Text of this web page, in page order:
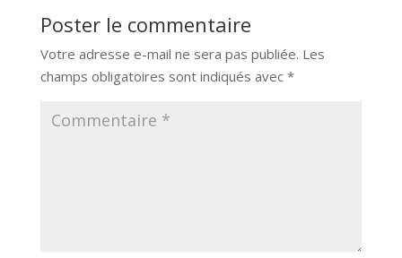
Poster le commentaire
Votre adresse e-mail ne sera pas publiée. Les
champs obligatoires sont indiqués avec *